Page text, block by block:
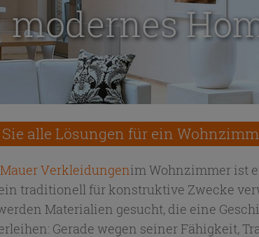
modernes
alle Lösungen für ein
Mauer Verkleidungenim Wohnzimmer ist
traditionell für konstruktive Zwecke
Materialien gesucht, die eine
Gerade wegen seiner Fähigkeit,